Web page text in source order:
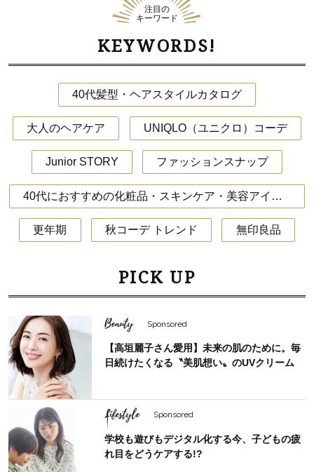
注目の
キーワード
KEYWORDS!
40代髪型・ヘアスタイルカタログ
大人のヘアケア UNIQLO（ユニクロ）コーデ
Junior STORY ファッションスナップ
40代におすすめの化粧品・スキンケア・美容アイテム
更年期 秋コーデ トレンド 無印良品
PICK UP
Beauty Sponsored
【高垣麗子さん愛用】未来の肌のために。毎
日続けたくなる〝美肌想い〟のUVクリーム
Lifestyle Sponsored
学校も遊びもデジタル化する今、子どもの疲
れ目をどうケアする!?